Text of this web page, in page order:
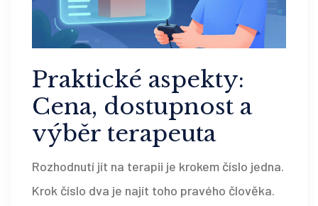
Praktické aspekty:
Cena, dostupnost a
výběr terapeuta
Rozhodnutí jít na terapii je krokem číslo jedna.
Krok číslo dva je najít toho pravého člověka.